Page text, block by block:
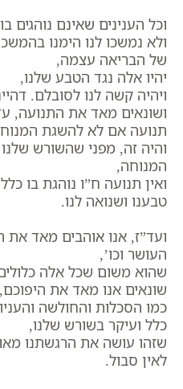
וכל הענינים שאינם נוהגים
ולא נמשכו לנו הימנו
של הבריאה עצמה,
יהיו אלה נגד הטבע שלנו,
ויהיה קשה לנו לסובלם.
ושונאים מאד את התנועה,
תנועה אם לא להשגת
והיה זה, מפני שהשורש
המנוחה,
ואין תנועה ח”ו נוהגת בו
טבענו ושנואה לנו.
ועד”ז, אנו אוהבים מאד
העושר וכו’,
שהוא משום שכל אלה
שונאים אנו מאד את היפוכם,
כמו הסכלות והחולשה
כלל ועיקר בשורש שלנו,
שזהו עושה את הרגשתנו
לאין סבול.